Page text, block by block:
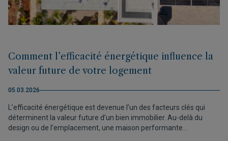
Comment l’efficacité énergétique influence la
valeur future de votre logement
05.03.2026
L’efficacité énergétique est devenue l’un des facteurs clés qui
déterminent la valeur future d’un bien immobilier. Au-delà du
design ou de l’emplacement, une maison performante